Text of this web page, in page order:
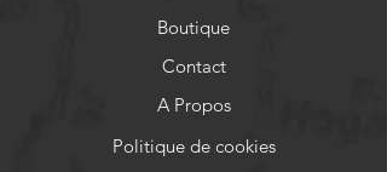
Boutique
Contact
A Propos
Politique de cookies